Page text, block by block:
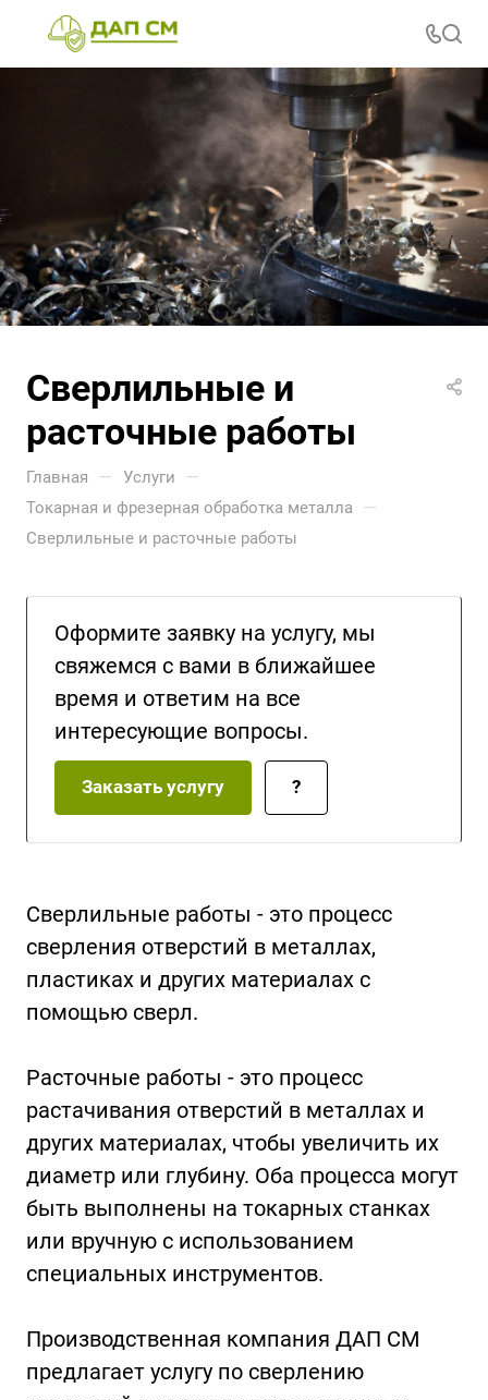
Сверлильные и
расточные работы
Главная — Услуги —
Токарная и фрезерная обработка металла —
Сверлильные и расточные работы
Оформите заявку на услугу, мы
свяжемся с вами в ближайшее
время и ответим на все
интересующие вопросы.
Заказать услугу ?
Сверлильные работы - это процесс
сверления отверстий в металлах,
пластиках и других материалах с
помощью сверл.
Расточные работы - это процесс
растачивания отверстий в металлах и
других материалах, чтобы увеличить их
диаметр или глубину. Оба процесса могут
быть выполнены на токарных станках
или вручную с использованием
специальных инструментов.
Производственная компания ДАП СМ
предлагает услугу по сверлению